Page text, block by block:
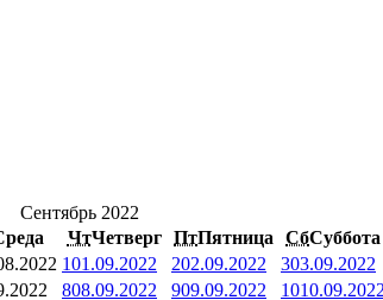
Сентябрь 2022
ЧтЧетверг ПтПятница СбСуббота
101.09.2022 202.09.2022 303.09.2022
808.09.2022 909.09.2022 1010.09.2022